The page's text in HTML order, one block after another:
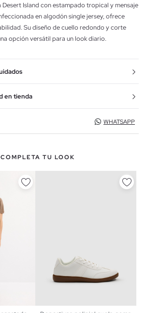
Island con estampado tropical y mensaje
en algodón single jersey, ofrece
Su diseño de cuello redondo y corte
opción versátil para un look diario.
en tienda
WHATSAPP
COMPLETA TU LOOK